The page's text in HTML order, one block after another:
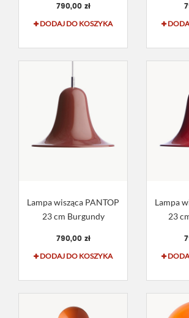
790,00 zł
DODAJ DO KOSZYKA
Lampa wisząca PANTOP
23 cm Burgundy
790,00 zł
DODAJ DO KOSZYKA
Lampa
23